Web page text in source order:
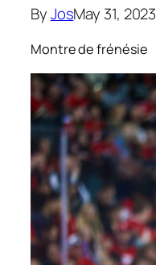
ByJosMay 31, 2023
Montre de frénésie